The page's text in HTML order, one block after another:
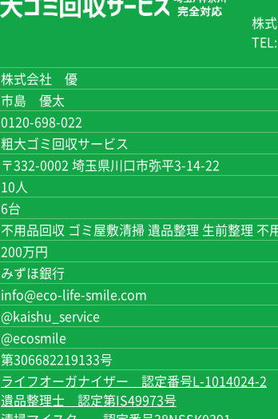
株
TEL:
株式会社 優
市島 優太
0120-698-022
粗大ゴミ回収サービス
〒332-0002 埼玉県川口市弥平3-14-22
10人
6台
不用品回収 ゴミ屋敷清掃 遺品整理 生前整理 不
200万円
みずほ銀行
info@eco-life-smile.com
@kaishu_service
@ecosmile
第306682219133号
ライフオーガナイザー 認定番号L-1014024-2
遺品整理士 認定第IS49973号